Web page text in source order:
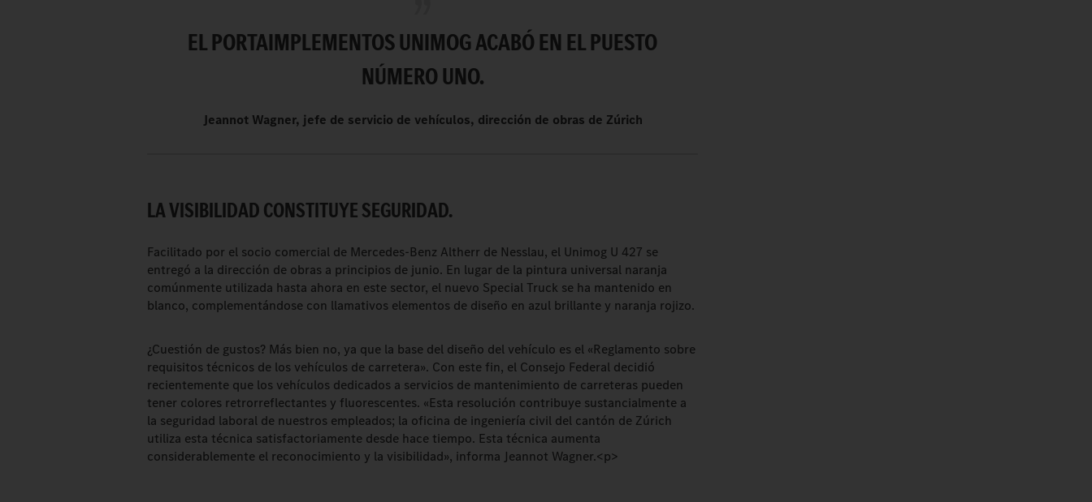
EL PORTAIMPLEMENTOS UNIMOG ACABÓ EN EL PUESTO
NÚMERO UNO.
Jeannot Wagner, jefe de servicio de vehículos, dirección de obras de Zúrich
LA VISIBILIDAD CONSTITUYE SEGURIDAD.
Facilitado por el socio comercial de Mercedes-Benz Altherr de Nesslau, el Unimog U 427 se
entregó a la dirección de obras a principios de junio. En lugar de la pintura universal naranja
comúnmente utilizada hasta ahora en este sector, el nuevo Special Truck se ha mantenido en
blanco, complementándose con llamativos elementos de diseño en azul brillante y naranja rojizo.
¿Cuestión de gustos? Más bien no, ya que la base del diseño del vehículo es el «Reglamento sobre
requisitos técnicos de los vehículos de carretera». Con este fin, el Consejo Federal decidió
recientemente que los vehículos dedicados a servicios de mantenimiento de carreteras pueden
tener colores retrorreflectantes y fluorescentes. «Esta resolución contribuye sustancialmente a
la seguridad laboral de nuestros empleados; la oficina de ingeniería civil del cantón de Zúrich
utiliza esta técnica satisfactoriamente desde hace tiempo. Esta técnica aumenta
considerablemente el reconocimiento y la visibilidad», informa Jeannot Wagner.<p>